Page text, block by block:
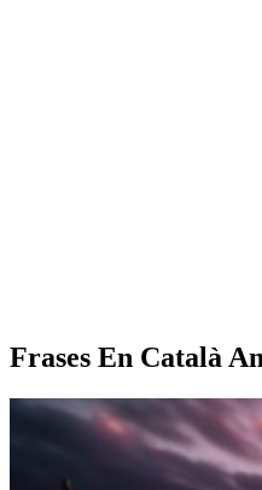
Frases En Català